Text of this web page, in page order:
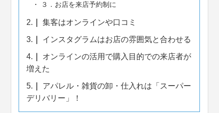
３．お店を来店予約制に
2. 集客はオンラインや口コミ
3. インスタグラムはお店の雰囲気と合わせる
4.
オンラインの活用で購入目的での来店者が
増えた
5.
アパレル・雑貨の卸・仕入れは「スーパー
デリバリー」！